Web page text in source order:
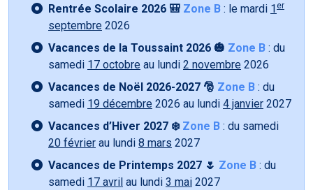
Rentrée Scolaire 2026 🎒 Zone B : le mardi 1 er
septembre 2026
Vacances de la Toussaint 2026 🎃 Zone B : du
samedi 17 octobre au lundi 2 novembre 2026
Vacances de Noël 2026-2027 🎅 Zone B : du
samedi 19 décembre 2026 au lundi 4 janvier 2027
Vacances d’Hiver 2027 ❄️ Zone B : du samedi
20 février au lundi 8 mars 2027
Vacances de Printemps 2027 🌷 Zone B : du
samedi 17 avril au lundi 3 mai 2027